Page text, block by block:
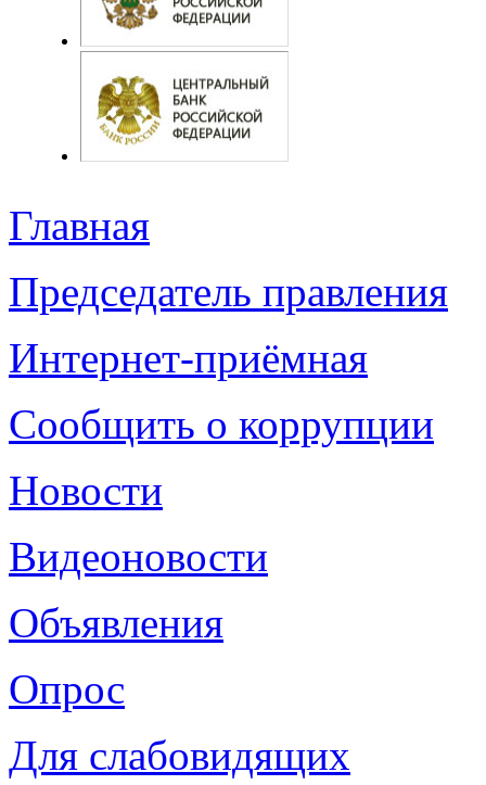
Главная
Председатель правления
Интернет-приёмная
Сообщить о коррупции
Новости
Видеоновости
Объявления
Опрос
Для слабовидящих